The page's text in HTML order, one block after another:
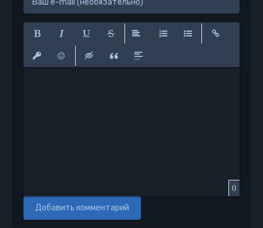
Полужирный
Курсив Подчеркнутый
0
Добавить комментарий